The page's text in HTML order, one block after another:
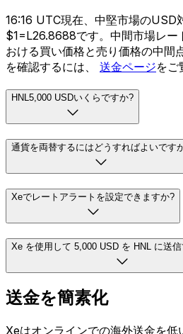
16:16 UTC現在、中堅市場のUSD
$1=L26.8688です。中間市場レー
おける買い価格と売り価格の中間
を確認するには、 送金ページをご
HNL5,000 USDいくらですか?
通貨を両替するにはどうすればよいです
Xeでレートアラートを設定できますか?
Xe を使用して 5,000 USD を HNL に送
送金を簡素化
Xeはオンラインでの海外送金を